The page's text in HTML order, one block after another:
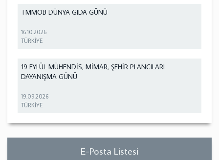
TMMOB DÜNYA GIDA GÜNÜ
16.10.2026
TÜRKİYE
19 EYLÜL MÜHENDİS, MİMAR, ŞEHİR PLANCILARI
DAYANIŞMA GÜNÜ
19.09.2026
TÜRKİYE
E-Posta Listesi